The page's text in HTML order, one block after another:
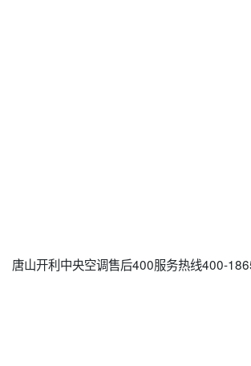
唐山开利中央空调售后400服务热线400-